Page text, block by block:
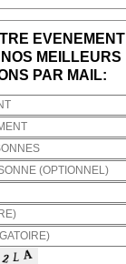
EVENEMENT
MEILLEURS
PAR MAIL: